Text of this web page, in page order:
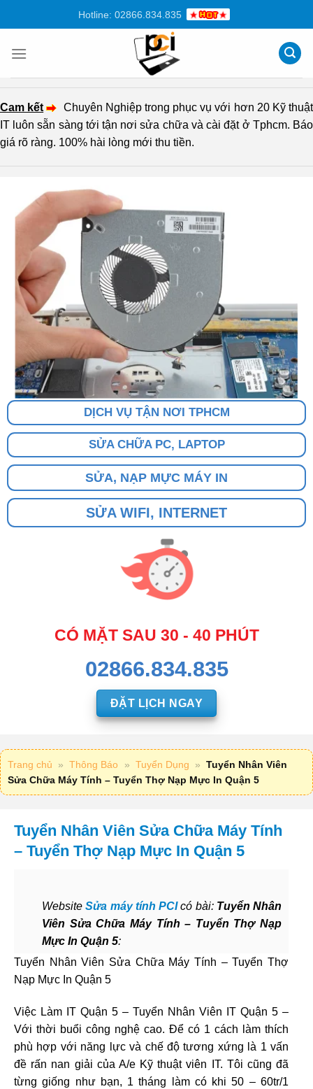
dung
Hotline: 02866.834.835
Cam kết
Chuyên Nghiệp trong phục vụ với hơn 20 Kỹ thuật
IT luôn sẵn sàng tới tận nơi sửa chữa và cài đặt ở Tphcm. Báo
giá rõ ràng. 100% hài lòng mới thu tiền.
DỊCH VỤ TẬN NƠI TPHCM
SỬA CHỮA PC, LAPTOP
SỬA, NẠP MỰC MÁY IN
SỬA WIFI, INTERNET
CÓ MẶT SAU 30 - 40 PHÚT
02866.834.835
ĐẶT LỊCH NGAY
Trang chủ » Thông Báo » Tuyển Dụng » Tuyển Nhân Viên
Sửa Chữa Máy Tính – Tuyển Thợ Nạp Mực In Quận 5
Tuyển Nhân Viên Sửa Chữa Máy Tính
– Tuyển Thợ Nạp Mực In Quận 5
WebsiteSửa máy tính PCIcó bài: Tuyển Nhân
Viên Sửa Chữa Máy Tính – Tuyển Thợ Nạp
Mực In Quận 5:
Tuyển Nhân Viên Sửa Chữa Máy Tính – Tuyển Thợ
Nạp Mực In Quận 5
Việc Làm IT Quận 5 – Tuyển Nhân Viên IT Quận 5 –
Với thời buổi công nghệ cao. Để có 1 cách làm thích
phù hợp với năng lực và chế độ tương xứng là 1 vấn
đề rấn nan giải của A/e Kỹ thuật viên IT. Tôi cũng đã
từng giống như bạn, 1 tháng làm có khi 50 – 60tr/1